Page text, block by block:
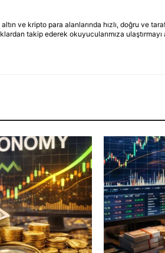
ve kripto para alanlarında hızlı, doğru ve
takip ederek okuyucularımıza ulaştırmayı